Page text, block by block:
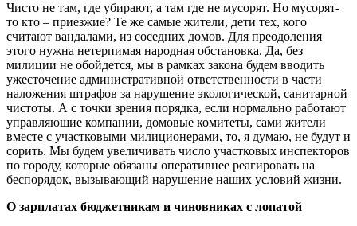
Чисто не там, где убирают, а там где не мусорят. Но мусорят-
то кто – приезжие? Те же самые жители, дети тех, кого
считают вандалами, из соседних домов. Для преодоления
этого нужна нетерпимая народная обстановка. Да, без
милиции не обойдется, мы в рамках закона будем вводить
ужесточение административной ответственности в части
наложения штрафов за нарушение экологической, санитарной
чистоты. А с точки зрения порядка, если нормально работают
управляющие компании, домовые комитеты, сами жители
вместе с участковыми милиционерами, то, я думаю, не будут и
сорить. Мы будем увеличивать число участковых инспекторов
по городу, которые обязаны оперативнее реагировать на
беспорядок, вызывающий нарушение наших условий жизни.
О зарплатах бюджетникам и чиновниках с лопатой